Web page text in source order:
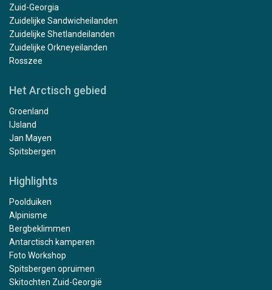
Zuid-Georgia
Zuidelijke Sandwicheilanden
Zuidelijke Shetlandeilanden
Zuidelijke Orkneyeilanden
Rosszee
Het Arctisch gebied
Groenland
IJsland
Jan Mayen
Spitsbergen
Highlights
Poolduiken
Alpinisme
Bergbeklimmen
Antarctisch kamperen
Foto Workshop
Spitsbergen opruimen
Skitochten Zuid-Georgië